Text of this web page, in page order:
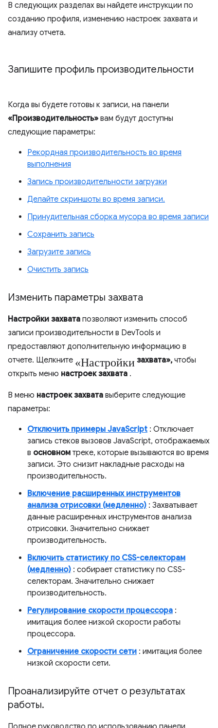
В следующих разделах вы найдете инструкции по
созданию профиля, изменению настроек захвата и
анализу отчета.
Запишите профиль производительности
Когда вы будете готовы к записи, на панели
«Производительность» вам будут доступны
следующие параметры:
Рекордная производительность во время
выполнения
Запись производительности загрузки
Делайте скриншоты во время записи.
Принудительная сборка мусора во время записи
Сохранить запись
Загрузите запись
Очистить запись
Изменить параметры захвата
Настройки захвата позволяют изменить способ
записи производительности в DevTools и
предоставляют дополнительную информацию в
отчете. Щелкните «Настройки захвата», чтобы
открыть меню настроек захвата .
В меню настроек захвата выберите следующие
параметры:
Отключить примеры JavaScript : Отключает
запись стеков вызовов JavaScript, отображаемых
в основном треке, которые вызываются во время
записи. Это снизит накладные расходы на
производительность.
Включение расширенных инструментов
анализа отрисовки (медленно) : Захватывает
данные расширенных инструментов анализа
отрисовки. Значительно снижает
производительность.
Включить статистику по CSS-селекторам
(медленно) : собирает статистику по CSS-
селекторам. Значительно снижает
производительность.
Регулирование скорости процессора :
имитация более низкой скорости работы
процессора.
Ограничение скорости сети : имитация более
низкой скорости сети.
Проанализируйте отчет о результатах
работы.